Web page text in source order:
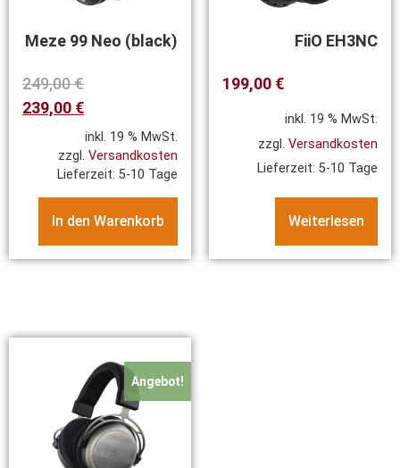
Meze 99 Neo (black)
249,00€
239,00 €
inkl. 19 % MwSt.
zzgl. Versandkosten
Lieferzeit: 5-10 Tage
In den Warenkorb
FiiO EH3NC
199,00 €
inkl. 19 % MwSt.
zzgl. Versandkosten
Lieferzeit: 5-10 Tage
Weiterlesen
Angebot!